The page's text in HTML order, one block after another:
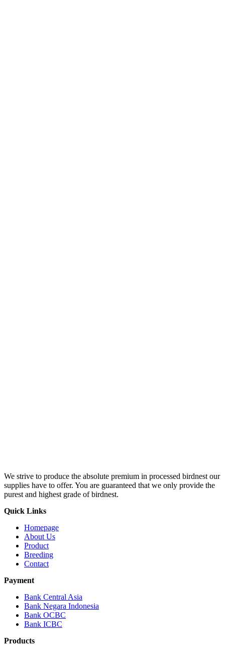
We strive to produce the absolute premium in processed birdnest our
supplies have to offer. You are guaranteed that we only provide the
purest and highest grade of birdnest.
Quick Links
Homepage
About Us
Product
Breeding
Contact
Payment
Bank Central Asia
Bank Negara Indonesia
Bank OCBC
Bank ICBC
Products